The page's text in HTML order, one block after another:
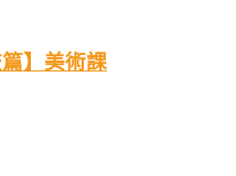
】美術課